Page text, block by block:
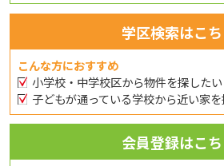
学区検索はこ
こんな方におすすめ
小学校・中学校区から物件を探したい
子どもが通っている学校から近い家
会員登録はこ